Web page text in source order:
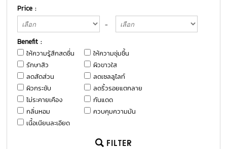
Price :
-
Benefit :
ให้ความรู้สึกสดชื่น
ให้ความชุ่มชื้น
รักษาสิว
ผิวขาวใส
ลดสัดส่วน
ลดเซลลูไลท์
ผิวกระชับ
ลดริ้วรอยแตกลาย
ไม่ระคายเคือง
กันแดด
กลิ่นหอม
ควบคุมความมัน
เนื้อเนียนละเอียด
FILTER